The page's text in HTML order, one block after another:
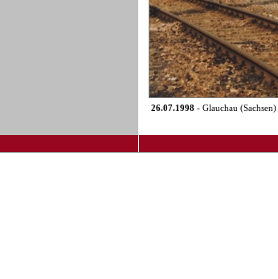
26.07.1998 - Glauchau (Sachsen)